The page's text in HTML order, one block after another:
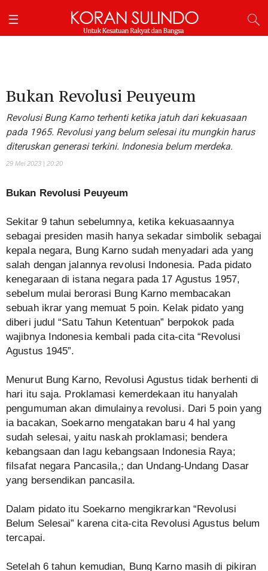
Bukan Revolusi Peuyeum
Revolusi Bung Karno terhenti ketika jatuh dari kekuasaan
pada 1965. Revolusi yang belum selesai itu mungkin harus
diteruskan generasi terkini. Indonesia belum merdeka.
29 Mei 2023 | 20:20
Bukan Revolusi Peuyeum
Sekitar 9 tahun sebelumnya, ketika kekuasaannya
sebagai presiden masih hanya sekadar simbolik sebagai
kepala negara, Bung Karno sudah menyadari ada yang
salah dengan jalannya revolusi Indonesia. Pada pidato
kenegaraan di istana negara pada 17 Agustus 1957,
sebelum mulai berorasi Bung Karno membacakan
sebuah ikrar yang memuat 5 poin. Kelak pidato yang
diberi judul “Satu Tahun Ketentuan” berpokok pada
wajibnya Indonesia kembali pada cita-cita “Revolusi
Agustus 1945”.
Menurut Bung Karno, Revolusi Agustus tidak berhenti di
hari itu saja. Proklamasi kemerdekaan itu hanyalah
pengumuman akan dimulainya revolusi. Dari 5 poin yang
ia bacakan, Soekarno mengatakan baru 4 hal yang
sudah selesai, yaitu naskah proklamasi; bendera
kebangsaan dan lagu kebangsaan Indonesia Raya;
filsafat negara Pancasila,; dan Undang-Undang Dasar
yang bersendikan pancasila.
Dalam pidato itu Soekarno mengikrarkan “Revolusi
Belum Selesai” karena cita-cita Revolusi Agustus belum
tercapai.
Setelah 6 tahun kemudian, Bung Karno masih di pikiran